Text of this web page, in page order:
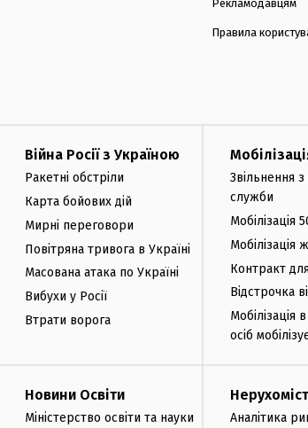
Рекламодавцям
Правила
Війна Росії з Україною
Ракетні обстріли
Карта бойових дій
Мирні переговори
Повітряна тривога в Україні
Масована атака по Україні
Вибухи у Росії
Втрати ворога
Звільнення з
служби
Мобілізація
Мобілізація
Контракт
Відстрочка
Мобілізація
осіб
Новини Освіти
Міністерство освіти та науки
Аналітика